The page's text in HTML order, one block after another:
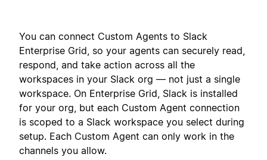
You can connect Custom Agents to Slack
Enterprise Grid, so your agents can securely read,
respond, and take action across all the
workspaces in your Slack org — not just a single
workspace. On Enterprise Grid, Slack is installed
for your org, but each Custom Agent connection
is scoped to a Slack workspace you select during
setup. Each Custom Agent can only work in the
channels you allow.